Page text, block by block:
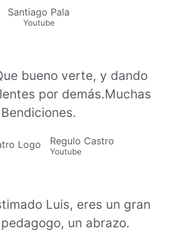
Santiago Pala
Youtube
bueno verte, y dando
por demás.Muchas
Bendiciones.
Regulo Castro
Youtube
Luis, eres un gran
un abrazo.